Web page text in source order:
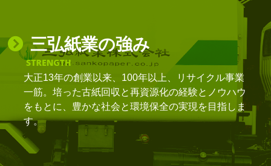
三弘紙業の強み
大正13年の創業以来、100年以上、リサイクル事業
一筋。培った古紙回収と再資源化の経験とノウハウ
をもとに、豊かな社会と環境保全の実現を目指しま
す。